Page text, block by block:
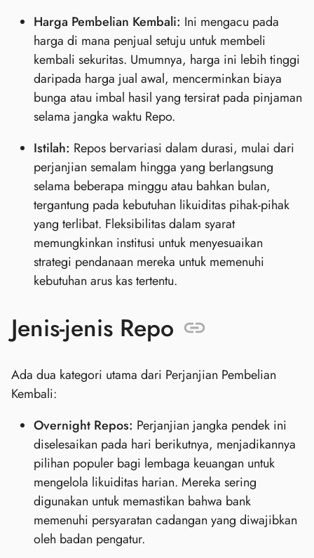
Harga Pembelian Kembali: Ini mengacu pada
harga di mana penjual setuju untuk membeli
kembali sekuritas. Umumnya, harga ini lebih tinggi
daripada harga jual awal, mencerminkan biaya
bunga atau imbal hasil yang tersirat pada pinjaman
selama jangka waktu Repo.
Istilah: Repos bervariasi dalam durasi, mulai dari
perjanjian semalam hingga yang berlangsung
selama beberapa minggu atau bahkan bulan,
tergantung pada kebutuhan likuiditas pihak-pihak
yang terlibat. Fleksibilitas dalam syarat
memungkinkan institusi untuk menyesuaikan
strategi pendanaan mereka untuk memenuhi
kebutuhan arus kas tertentu.
Jenis-jenis Repo
Ada dua kategori utama dari Perjanjian Pembelian
Kembali:
Overnight Repos: Perjanjian jangka pendek ini
diselesaikan pada hari berikutnya, menjadikannya
pilihan populer bagi lembaga keuangan untuk
mengelola likuiditas harian. Mereka sering
digunakan untuk memastikan bahwa bank
memenuhi persyaratan cadangan yang diwajibkan
oleh badan pengatur.